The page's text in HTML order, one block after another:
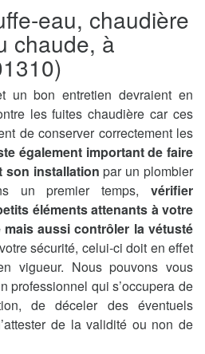
eau, chaudière
chaude, à
un bon entretien devraient en
les fuites chaudière car ces
de conserver correctement les
également important de faire
son installation par un plombier
un premier temps, vérifier
éléments attenants à votre
aussi contrôler la vétusté
sécurité, celui-ci doit en effet
vigueur. Nous pouvons vous
professionnel qui s’occupera de
de déceler des éventuels
de la validité ou non de